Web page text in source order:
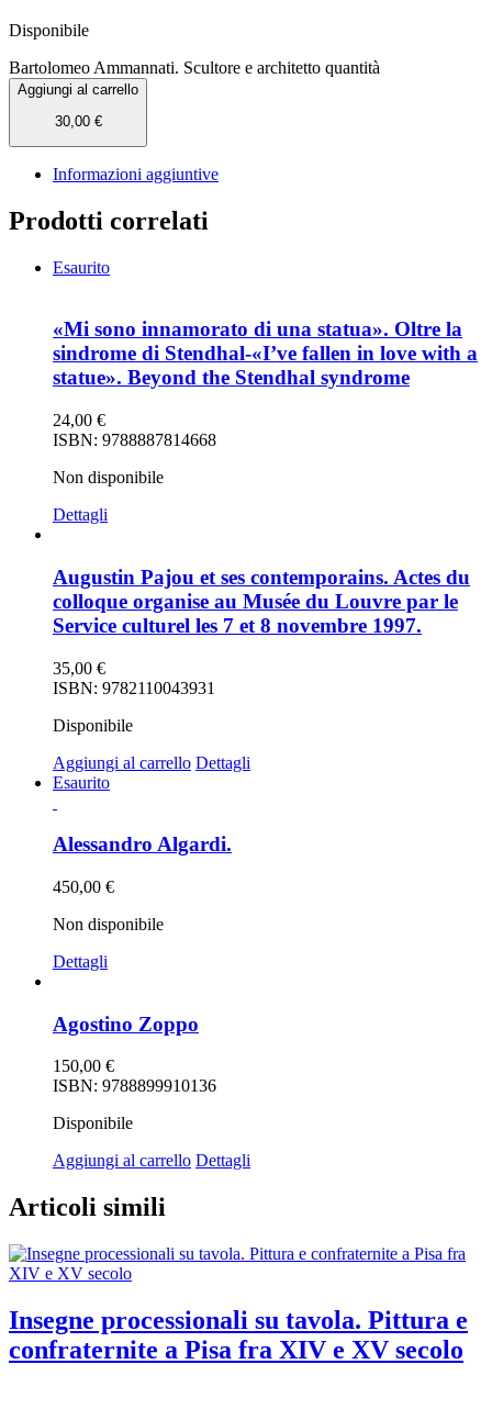
Disponibile
Bartolomeo Ammannati. Scultore e architetto quantità
Aggiungi al carrello
30,00 €
Informazioni aggiuntive
Prodotti correlati
Esaurito
«Mi sono innamorato di una statua». Oltre la
sindrome di Stendhal-«I’ve fallen in love with a
statue». Beyond the Stendhal syndrome
24,00 €
ISBN: 9788887814668
Non disponibile
Dettagli
Augustin Pajou et ses contemporains. Actes du
colloque organise au Musée du Louvre par le
Service culturel les 7 et 8 novembre 1997.
35,00 €
ISBN: 9782110043931
Disponibile
Aggiungi al carrello Dettagli
Esaurito
Alessandro Algardi.
450,00 €
Non disponibile
Dettagli
Agostino Zoppo
150,00 €
ISBN: 9788899910136
Disponibile
Aggiungi al carrello Dettagli
Articoli simili
Insegne processionali su tavola. Pittura e
confraternite a Pisa fra XIV e XV secolo